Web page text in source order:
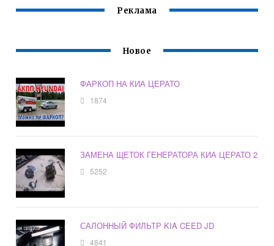
Реклама
Новое
ФАРКОП НА КИА ЦЕРАТО
1874
ЗАМЕНА ЩЕТОК ГЕНЕРАТОРА КИА ЦЕРАТО 2
5252
САЛОННЫЙ ФИЛЬТР KIA CEED JD
4841